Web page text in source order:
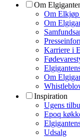
Om
Om
Om
Karriere i
Om
Inspiration
Ugens
Epoq
Udsalg